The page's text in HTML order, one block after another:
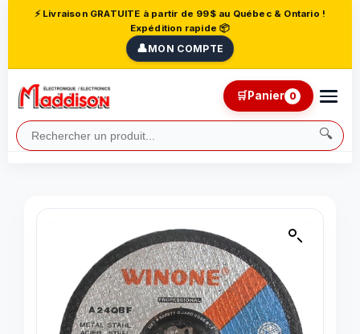
⚡ Livraison GRATUITE à partir de 99$ au Québec & Ontario !
Expédition rapide 📦
👤MON COMPTE
🔍
🛒Panier 0